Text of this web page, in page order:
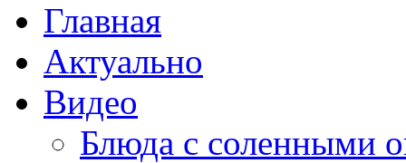
Главная
Актуально
Видео
Блюда с соленными